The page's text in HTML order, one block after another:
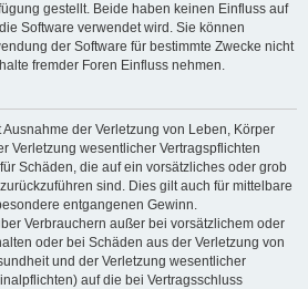
gestellt. Beide haben keinen Einfluss auf
Software verwendet wird. Sie können
der Software für bestimmte Zwecke nicht
fremder Foren Einfluss nehmen.
Ausnahme der Verletzung von Leben, Körper
Verletzung wesentlicher Vertragspflichten
Schäden, die auf ein vorsätzliches oder grob
sind. Dies gilt auch für mittelbare
entgangenen Gewinn.
Verbrauchern außer bei vorsätzlichem oder
oder bei Schäden aus der Verletzung von
und der Verletzung wesentlicher
auf die bei Vertragsschluss